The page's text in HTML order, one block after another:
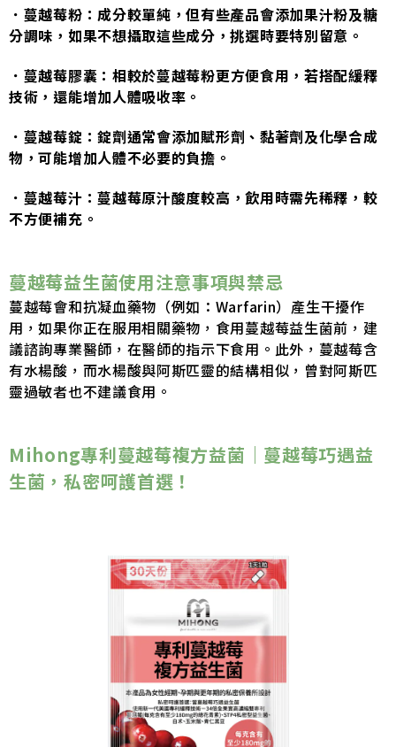
．蔓越莓粉：成分較單純，但有些產品會添加果汁粉及糖
分調味，如果不想攝取這些成分，挑選時要特別留意。
． 蔓越莓膠囊：相較於蔓越莓粉更方便食用，若搭配緩釋
技術，還能增加人體吸收率。
． 蔓越莓錠：錠劑通常會添加賦形劑、黏著劑及化學合成
物，可能增加人體不必要的負擔。
． 蔓越莓汁：蔓越莓原汁酸度較高，飲用時需先稀釋，較
不方便補充。
蔓越莓益生菌使用注意事項與禁忌
蔓越莓會和抗凝血藥物（例如：Warfarin）產生干擾作
用，如果你正在服用相關藥物，食用蔓越莓益生菌前，建
議諮詢專業醫師，在醫師的指示下食用。此外，蔓越莓含
有水楊酸，而水楊酸與阿斯匹靈的結構相似，曾對阿斯匹
靈過敏者也不建議食用。
Mihong專利蔓越莓複方益菌 ｜蔓越莓巧遇益
生菌，私密呵護首選！